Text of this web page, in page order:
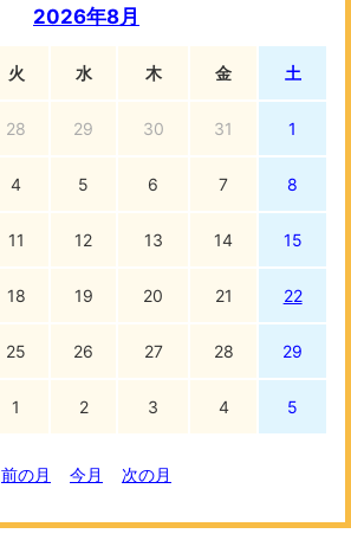
2026年8月
火 水 木 金 土
28 29 30 31 1
4 5 6 7 8
11 12 13 14 15
18 19 20 21 22
25 26 27 28 29
1 2 3 4 5
前の月 今月 次の月